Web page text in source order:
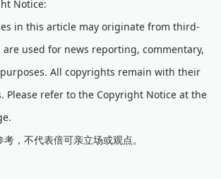
Notice:
in this article may originate from third-
are used for news reporting, commentary,
All copyrights remain with their
Please refer to the Copyright Notice at the
，不代表倍可亲立场或观点。